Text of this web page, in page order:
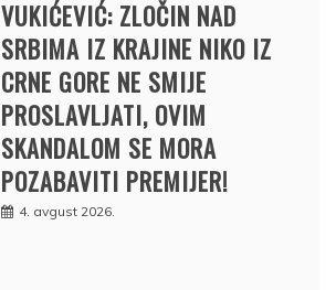
VUKIĆEVIĆ: ZLOČIN NAD
SRBIMA IZ KRAJINE NIKO IZ
CRNE GORE NE SMIJE
PROSLAVLJATI, OVIM
SKANDALOM SE MORA
POZABAVITI PREMIJER!
4. avgust 2026.